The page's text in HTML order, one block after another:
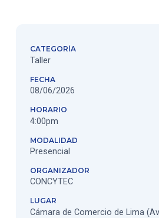
CATEGORÍA
Taller
FECHA
08/06/2026
HORARIO
4:00pm
MODALIDAD
Presencial
ORGANIZADOR
CONCYTEC
LUGAR
Cámara de Comercio de Lima